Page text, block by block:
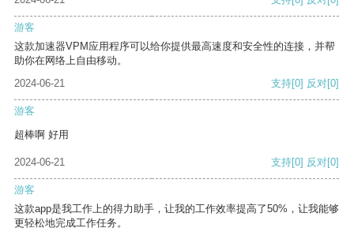
游客
这款加速器VPM应用程序可以给你提供最高速度和安全性的连接，并帮
助你在网络上自由移动。
2024-06-21
支持[0] 反对[0]
游客
超棒啊 好用
2024-06-21 支持[0] 反对[0]
游客
这款app是我工作上的得力助手，让我的工作效率提高了50%，让我能够
更轻松地完成工作任务。